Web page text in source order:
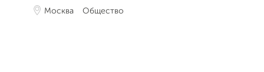
Москва Общество